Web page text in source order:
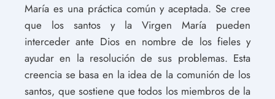
María es una práctica común y aceptada. Se cree
que los santos y la Virgen María pueden
interceder ante Dios en nombre de los fieles y
ayudar en la resolución de sus problemas. Esta
creencia se basa en la idea de la comunión de los
santos, que sostiene que todos los miembros de la